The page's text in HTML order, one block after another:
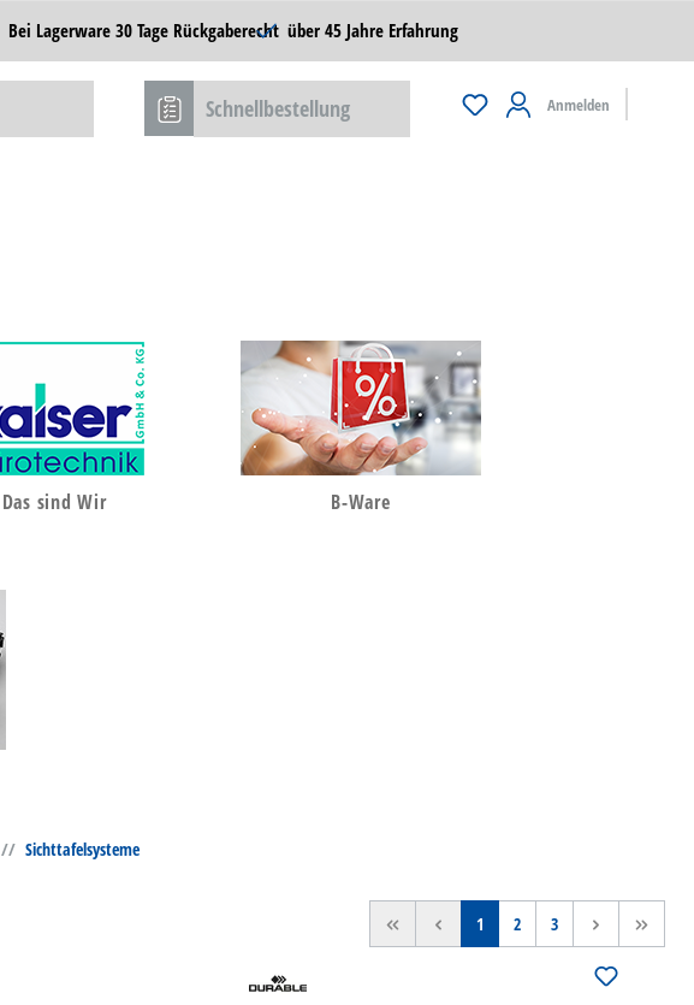
Bei Lagerware 30 Tage Rückgaberecht über 45 Jahre Erfahrung
Schnellbestellung Anmelden
Das sind Wir B-Ware
// Sichttafelsysteme
<< < 1 2 3 > >>